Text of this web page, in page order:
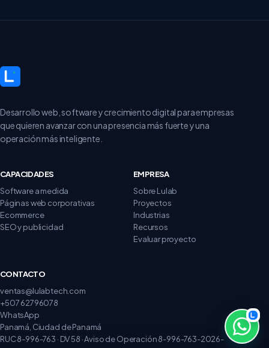
Desarrollo web, software y crecimiento digital para empresas
que quieren avanzar con una presencia más fuerte y una
operación más inteligente.
CAPACIDADES
Software a medida
Páginas web corporativas
Ecommerce
SEO y publicidad
EMPRESA
Sobre Lulab
Proyectos
Industrias
Recursos
Evaluar proyecto
CONTACTO
ventas@lulabtech.com
+507 62796078
WhatsApp
Panamá, Ciudad de Panamá
RUC 8-996-763 · DV 58 · Aviso de Operación 8-996-763-2026-